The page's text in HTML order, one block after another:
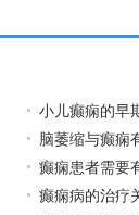
小儿癫痫的早
脑萎缩与癫痫
癫痫患者需要
癫痫病的治疗